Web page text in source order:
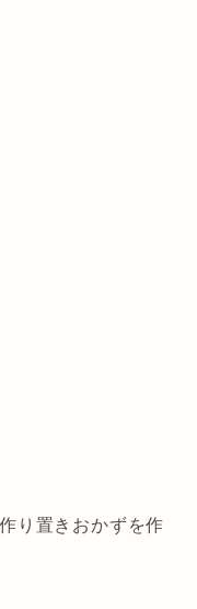
り置きおかずを作